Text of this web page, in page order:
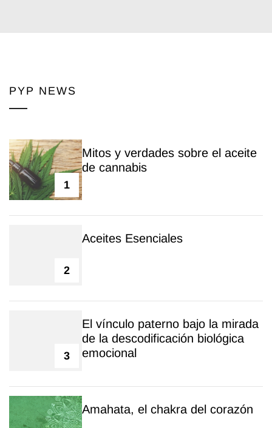
PYP NEWS
1
Mitos y verdades sobre el aceite
de cannabis
2
Aceites Esenciales
3
El vínculo paterno bajo la mirada
de la descodificación biológica
emocional
Amahata, el chakra del corazón